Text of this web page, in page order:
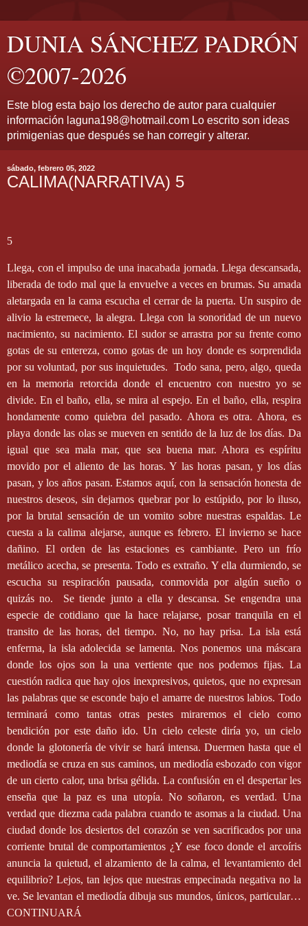
DUNIA SÁNCHEZ PADRÓN
©2007-2026
Este blog esta bajo los derecho de autor para cualquier
información laguna198@hotmail.com Lo escrito son ideas
primigenias que después se han corregir y alterar.
sábado, febrero 05, 2022
CALIMA(NARRATIVA) 5
5
Llega, con el impulso de una inacabada jornada. Llega descansada,
liberada de todo mal que la envuelve a veces en brumas. Su amada
aletargada en la cama escucha el cerrar de la puerta. Un suspiro de
alivio la estremece, la alegra. Llega con la sonoridad de un nuevo
nacimiento, su nacimiento. El sudor se arrastra por su frente como
gotas de su entereza, como gotas de un hoy donde es sorprendida
por su voluntad, por sus inquietudes.
Todo sana, pero, algo, queda
en la memoria retorcida donde el encuentro con nuestro yo se
divide. En el baño, ella, se mira al espejo. En el baño, ella, respira
hondamente como quiebra del pasado. Ahora es otra. Ahora, es
playa donde las olas se mueven en sentido de la luz de los días. Da
igual que sea mala mar, que sea buena mar. Ahora es espíritu
movido por el aliento de las horas. Y las horas pasan, y los días
pasan, y los años pasan. Estamos aquí, con la sensación honesta de
nuestros deseos, sin dejarnos quebrar por lo estúpido, por lo iluso,
por la brutal sensación de un vomito sobre nuestras espaldas. Le
cuesta a la calima alejarse, aunque es febrero. El invierno se hace
dañino. El orden de las estaciones es cambiante. Pero un frío
metálico acecha, se presenta. Todo es extraño. Y ella durmiendo, se
escucha su respiración pausada, conmovida por algún sueño o
quizás no.
Se tiende junto a ella y descansa. Se engendra una
especie de cotidiano que la hace relajarse, posar tranquila en el
transito de las horas, del tiempo. No, no hay prisa. La isla está
enferma, la isla adolecida se lamenta. Nos ponemos una máscara
donde los ojos son la una vertiente que nos podemos fijas. La
cuestión radica que hay ojos inexpresivos, quietos, que no expresan
las palabras que se esconde bajo el amarre de nuestros labios. Todo
terminará como tantas otras pestes miraremos el cielo como
bendición por este daño ido. Un cielo celeste diría yo, un cielo
donde la glotonería de vivir se hará intensa. Duermen hasta que el
mediodía se cruza en sus caminos, un mediodía esbozado con vigor
de un cierto calor, una brisa gélida. La confusión en el despertar les
enseña que la paz es una utopía. No soñaron, es verdad. Una
verdad que diezma cada palabra cuando te asomas a la ciudad. Una
ciudad donde los desiertos del corazón se ven sacrificados por una
corriente brutal de comportamientos ¿Y ese foco donde el arcoíris
anuncia la quietud, el alzamiento de la calma, el levantamiento del
equilibrio? Lejos, tan lejos que nuestras empecinada negativa no la
ve. Se levantan el mediodía dibuja sus mundos, únicos, particular…
CONTINUARÁ